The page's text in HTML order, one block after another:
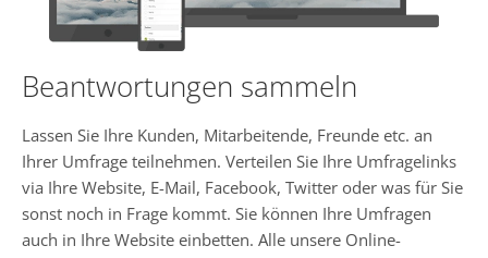
Beantwortungen sammeln
Lassen Sie Ihre Kunden, Mitarbeitende, Freunde etc. an
Ihrer Umfrage teilnehmen. Verteilen Sie Ihre Umfragelinks
via Ihre Website, E-Mail, Facebook, Twitter oder was für Sie
sonst noch in Frage kommt. Sie können Ihre Umfragen
auch in Ihre Website einbetten. Alle unsere Online-